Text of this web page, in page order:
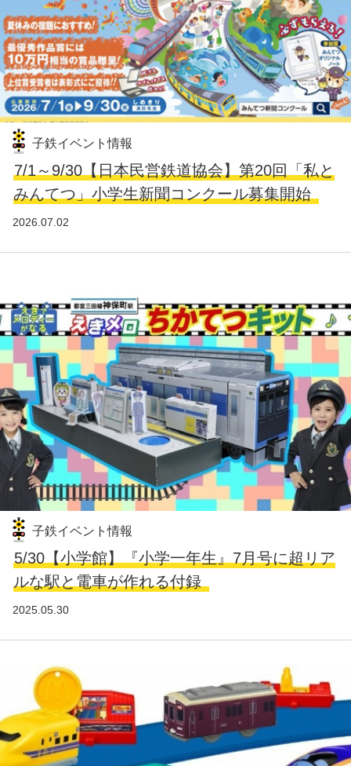
子鉄イベント情報
7/1～9/30【日本民営鉄道協会】第20回「私と
みんてつ」小学生新聞コンクール募集開始
2026.07.02
子鉄イベント情報
5/30【小学館】『小学一年生』7月号に超リア
ルな駅と電車が作れる付録
2025.05.30